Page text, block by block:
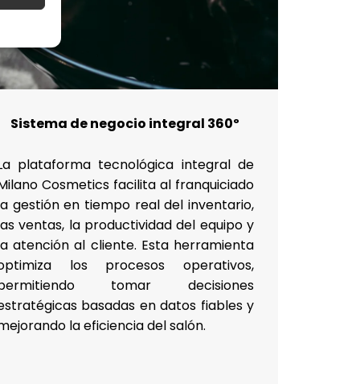
Sistema de negocio integral 360º
plataforma tecnológica integral de
Cosmetics facilita al franquiciado
gestión en tiempo real del inventario,
ventas, la productividad del equipo y
atención al cliente. Esta herramienta
los procesos operativos,
tomar decisiones
basadas en datos fiables y
la eficiencia del salón.